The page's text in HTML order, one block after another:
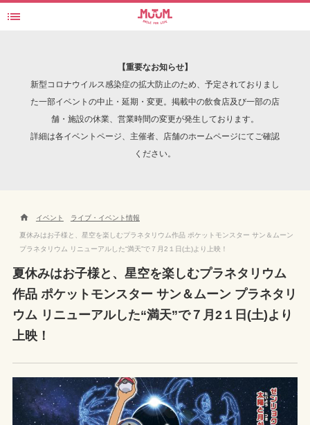
コニカミノルタプラネタリウム“満天”in Sunshine City
INTERVIEW

【重要なお知らせ】
新型コロナウイルス感染症の拡大防止のため、予定されておりまし
た一部イベントの中止・延期・変更。掲載中の飲食店及び一部の店
舗・施設の休業、営業時間の変更が発生しております。
詳細は各イベントページ、主催者、店舗のホームページにてご確認
ください。
 イベント ライブ・イベント情報
夏休みはお子様と、星空を楽しむプラネタリウム作品 ポケットモンスター サン＆ムーン
プラネタリウム リニューアルした“満天”で７月2１日(土)より上映！
夏休みはお子様と、星空を楽しむプラネタリウム
作品 ポケットモンスター サン＆ムーン プラネタリ
ウム リニューアルした“満天”で７月2１日(土)より
上映！